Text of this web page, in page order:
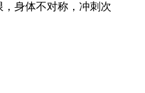
身体不对称，冲刺次